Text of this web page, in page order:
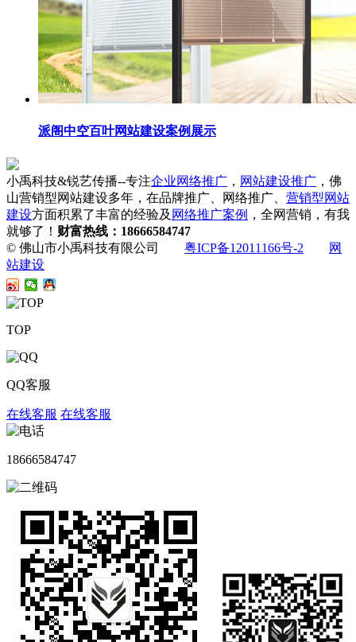
派阁中空百叶网站建设案例展示
小禹科技&锐艺传播--专注企业网络推广 ， 网站建设推广 ，佛
山营销型网站建设多年，在品牌推广、网络推广、 营销型网站
建设方面积累了丰富的经验及 网络推广案例 ，全网营销，有我
就够了！ 财富热线：18666584747
© 佛山市小禹科技有限公司 粤ICP备12011166号-2
网
站建设
TOP
QQ客服
在线客服 在线客服
18666584747